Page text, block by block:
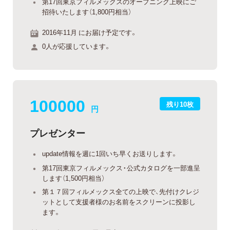
招待いたします（1,800円相当）
2016年11月 にお届け予定です。
0人が応援しています。
残り10枚
100000 円
プレゼンター
update情報を週に1回いち早くお送りします。
第17回東京フィルメックス・公式カタログを一部進呈
します（1,500円相当）
第１７回フィルメックス全ての上映で、先付けクレジ
ットとして支援者様のお名前をスクリーンに投影し
ます。